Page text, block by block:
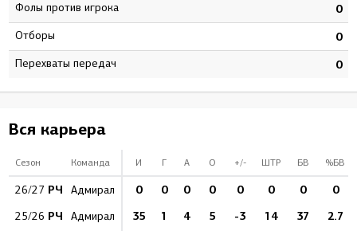
Фолы против игрока 0
Отборы 0
Перехваты передач 0
Вся карьера
Сезон Команда И Г А О +/- ШТР БВ %БВ
26/27 РЧ Адмирал 0 0 0 0 0 0 0 0
25/26 РЧ Адмирал 35 1 4 5 -3 14 37 2.7